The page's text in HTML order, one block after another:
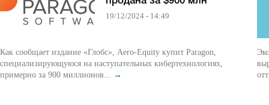
19/12/2024 - 14:49
Как сообщает издание «Глобс», Aero-Equity купит Paragon,
специализирующуюся на наступательных кибертехнологиях,
примерно за 900 миллионов... →